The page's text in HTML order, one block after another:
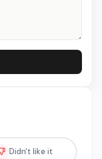
Didn't like it